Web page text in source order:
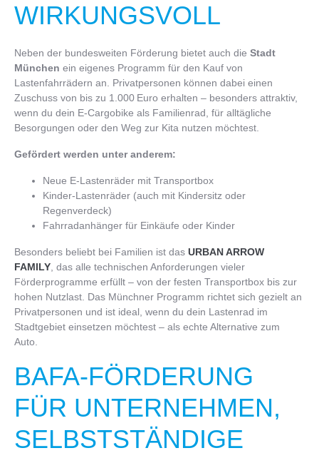
WIRKUNGSVOLL
Neben der bundesweiten Förderung bietet auch die Stadt
München ein eigenes Programm für den Kauf von
Lastenfahrrädern an. Privatpersonen können dabei einen
Zuschuss von bis zu 1.000 Euro erhalten – besonders attraktiv,
wenn du dein E-Cargobike als Familienrad, für alltägliche
Besorgungen oder den Weg zur Kita nutzen möchtest.
Gefördert werden unter anderem:
Neue E-Lastenräder mit Transportbox
Kinder-Lastenräder (auch mit Kindersitz oder
Regenverdeck)
Fahrradanhänger für Einkäufe oder Kinder
Besonders beliebt bei Familien ist das URBAN ARROW
FAMILY, das alle technischen Anforderungen vieler
Förderprogramme erfüllt – von der festen Transportbox bis zur
hohen Nutzlast. Das Münchner Programm richtet sich gezielt an
Privatpersonen und ist ideal, wenn du dein Lastenrad im
Stadtgebiet einsetzen möchtest – als echte Alternative zum
Auto.
BAFA-FÖRDERUNG
FÜR UNTERNEHMEN,
SELBSTSTÄNDIGE